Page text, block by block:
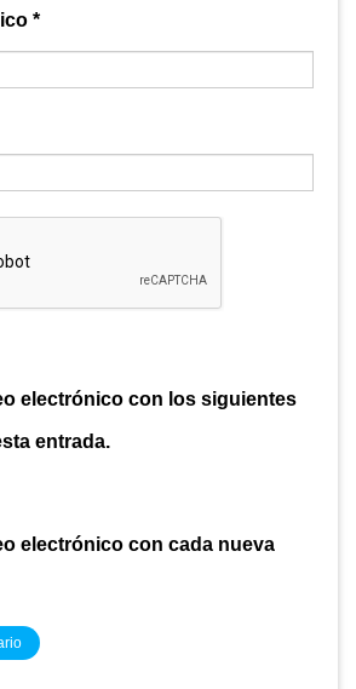
*
electrónico con los siguientes
entrada.
electrónico con cada nueva